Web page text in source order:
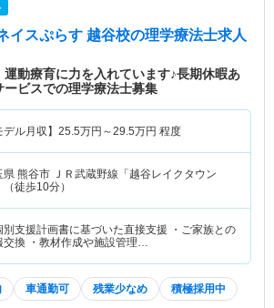
イスぷらす 越谷校の理学療法士求人
運動療育に力を入れています♪長期休暇あ
ビスでの理学療法士募集
デル月収】 25.5万円～29.5万円 程度
県 熊谷市 ＪＲ武蔵野線「越谷レイクタウン
（徒歩10分）
別支援計画書に基づいた直接支援 ・ご家族との
交換 ・教材作成や施設管理…
車通勤可 残業少なめ 積極採用中